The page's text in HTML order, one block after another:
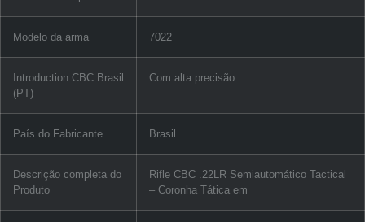
Modelo da arma 7022
Introduction CBC Brasil
(PT)
Com alta precisão
País do Fabricante Brasil
Descrição completa do
Produto
Rifle CBC .22LR Semiautomático Tactical
– Coronha Tática em